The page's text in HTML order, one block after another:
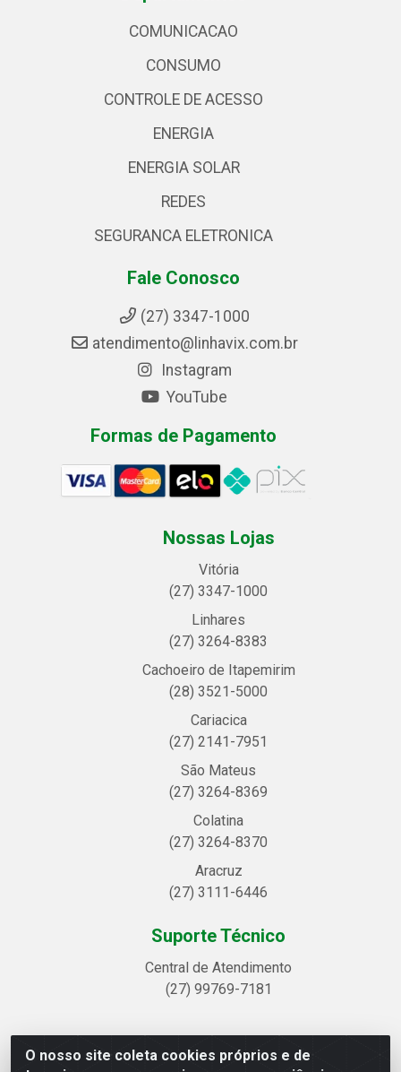
O nosso site coleta cookies próprios e de
COMUNICACAO
CONSUMO
CONTROLE DE ACESSO
ENERGIA
ENERGIA SOLAR
REDES
SEGURANCA ELETRONICA
Fale Conosco
(27) 3347-1000
atendimento@linhavix.com.br
Instagram
YouTube
Formas de Pagamento
Nossas Lojas
Vitória
(27) 3347-1000
Linhares
(27) 3264-8383
Cachoeiro de Itapemirim
(28) 3521-5000
Cariacica
(27) 2141-7951
São Mateus
(27) 3264-8369
Colatina
(27) 3264-8370
Aracruz
(27) 3111-6446
Suporte Técnico
Central de Atendimento
(27) 99769-7181
Linhavix Distribuidora LTDA - Avenida Alegre, 2521 -